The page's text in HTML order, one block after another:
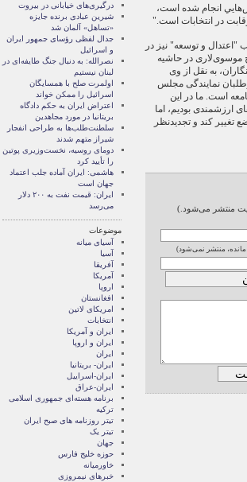
انجام شده است،
در انتخابات است."
و توسعه" نیز در
در حاشیه
به نقل از وی
نمایندگی مجلس
است. ما در این
ارزشمندی بودیم، اما
تغییر کند و تجدیدنظر
منتشر می‌شود.)
مانده، منتشر نمی‌شود)
درگیری‌های خیابانی در بیروت
شیرین عبادی برنده جایزه
«تساهل» آلمان شد
جدال لفظی رؤسای جمهور ایران
و اسرائیل
نصرالله: به دنبال جنگ طایفه‌ای در
لبنان نیستیم
اولمرت صلح با همسایگان
اسرائیل را ممکن خواند
اعتراض ایران به حکم دادگاه
بریتانیا در مورد مجاهدین
سلطنت‌طلب‌ها به طراحی انفجار
شیراز متهم شدند
دومای روسیه، نخست‌وزیری پوتین
را تأیید کرد
هاشمی: ایران آماده جلب اعتماد
جهان است
ایران: قیمت نفت به ۲۰۰ دلار
می‌رسد
موضوعات
آسيای ميانه
آسیا
آفریقا
آمریکا
اروپا
افغانستان
امریکای لاتین
انتخابات
ايران و آمريکا
ايران و اروپا
ایران
ایران- بریتانیا
ایران-اسراییل
ایران-عراق
برنامه هسته‌ای جمهوری اسلامی
ترکیه
تیتر روزنامه های صبح ایران
تیتر یک
جهان
حوزه خلیج فارس
خاورمیانه
خبرهای نیمروزی